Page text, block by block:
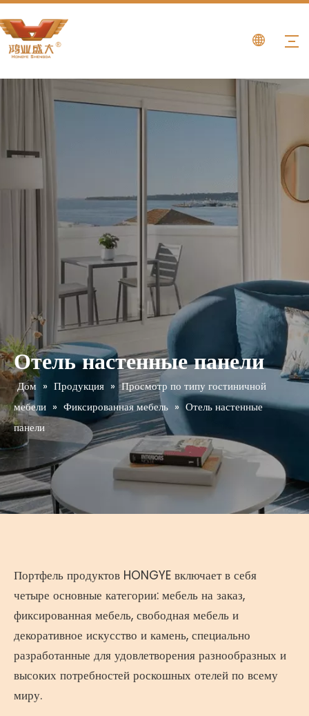
Отель настенные панели
Дом » Продукция » Просмотр по типу гостиничной
мебели » Фиксированная мебель » Отель настенные
панели
Портфель продуктов HONGYE включает в себя
четыре основные категории: мебель на заказ,
фиксированная мебель, свободная мебель и
декоративное искусство и камень, специально
разработанные для удовлетворения разнообразных и
высоких потребностей роскошных отелей по всему
миру.